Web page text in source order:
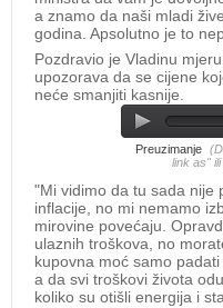
a znamo da naši mladi
godina. Apsolutno je to
Pozdravio je Vladinu
upozorava da se cijene
neće smanjiti kasnije.
Preuzimanje
link as"
"Mi vidimo da tu sada nije
inflacije, no mi nemamo
mirovine povećaju.
ulaznih troškova, no
kupovna moć samo
a da svi troškovi života
koliko su otišli energija i